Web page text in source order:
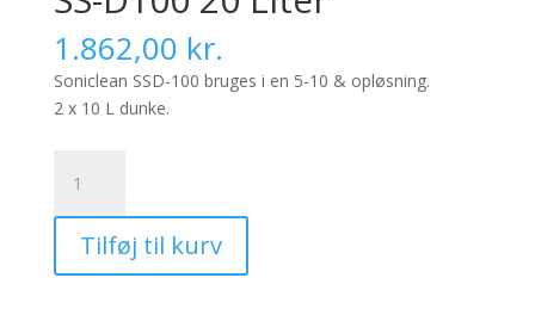
1.862,00 kr.
Soniclean SSD-100 bruges i en 5-10 & opløsning.
2 x 10 L dunke.
D100
20
Liter
antal
Tilføj til kurv